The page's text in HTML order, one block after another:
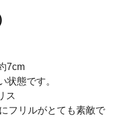
7cm
状態です。
ス
フリルがとても素敵で